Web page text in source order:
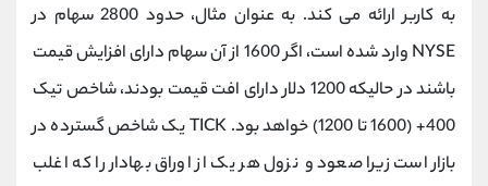
به کاربر ارائه می کند. به عنوان مثال، حدود 2800 سهام در
NYSE
وارد شده است، اگر 1600 از آن سهام دارای افزایش قیمت
باشند در حالیکه 1200 دلار دارای افت قیمت بودند، شاخص تیک
400+ (1600 تا 1200) خواهد بود.
TICKیک شاخص گسترده در
بازار است زیرا صعود و نزول هر یک از اوراق بهادار را که اغلب